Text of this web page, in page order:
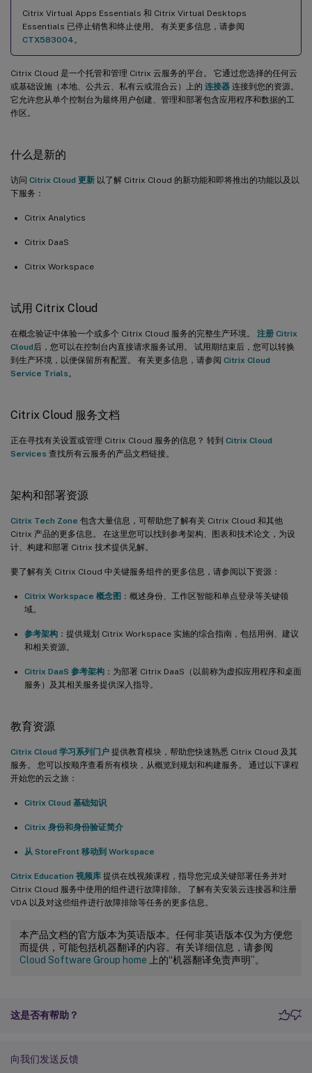
Citrix Virtual Apps Essentials 和 Citrix Virtual Desktops
Essentials 已停止销售和终止使用。 有关更多信息，请参阅
CTX583004 。
Citrix Cloud 是一个托管和管理 Citrix 云服务的平台。 它通过您选择的任何云
或基础设施（本地、公共云、私有云或混合云）上的 连接器 连接到您的资源。
它允许您从单个控制台为最终用户创建、管理和部署包含应用程序和数据的工
作区。
什么是新的
访问 Citrix Cloud 更新 以了解 Citrix Cloud 的新功能和即将推出的功能以及以
下服务：
Citrix Analytics
Citrix DaaS
Citrix Workspace
试用 Citrix Cloud
在概念验证中体验一个或多个 Citrix Cloud 服务的完整生产环境。 注册 Citrix
Cloud 后，您可以在控制台内直接请求服务试用。 试用期结束后，您可以转换
到生产环境，以便保留所有配置。 有关更多信息，请参阅 Citrix Cloud
Service Trials 。
Citrix Cloud 服务文档
正在寻找有关设置或管理 Citrix Cloud 服务的信息？ 转到 Citrix Cloud
Services 查找所有云服务的产品文档链接。
架构和部署资源
Citrix Tech Zone 包含大量信息，可帮助您了解有关 Citrix Cloud 和其他
Citrix 产品的更多信息。 在这里您可以找到参考架构、图表和技术论文，为设
计、构建和部署 Citrix 技术提供见解。
要了解有关 Citrix Cloud 中关键服务组件的更多信息，请参阅以下资源：
Citrix Workspace 概念图 ：概述身份、工作区智能和单点登录等关键领
域。
参考架构 ：提供规划 Citrix Workspace 实施的综合指南，包括用例、建议
和相关资源。
Citrix DaaS 参考架构 ：为部署 Citrix DaaS（以前称为虚拟应用程序和桌面
服务）及其相关服务提供深入指导。
教育资源
Citrix Cloud 学习系列门户 提供教育模块，帮助您快速熟悉 Citrix Cloud 及其
服务。 您可以按顺序查看所有模块，从概览到规划和构建服务。 通过以下课程
开始您的云之旅：
Citrix Cloud 基础知识
Citrix 身份和身份验证简介
从 StoreFront 移动到 Workspace
Citrix Education 视频库 提供在线视频课程，指导您完成关键部署任务并对
Citrix Cloud 服务中使用的组件进行故障排除。 了解有关安装云连接器和注册
VDA 以及对这些组件进行故障排除等任务的更多信息。
本产品文档的官方版本为英语版本。任何非英语版本仅为方便您
而提供，可能包括机器翻译的内容。有关详细信息，请参阅
Cloud Software Group home 上的“机器翻译免责声明”。
这是否有帮助？
向我们发送反馈